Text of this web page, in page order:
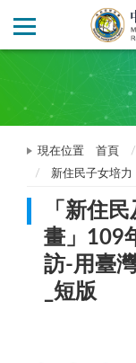
現在位置 首頁
新住民子女培力
「新住
畫」109
訪-用臺
_短版